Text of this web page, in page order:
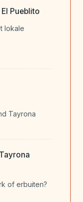
Pueblito
lokale
Tayrona
of erbuiten?